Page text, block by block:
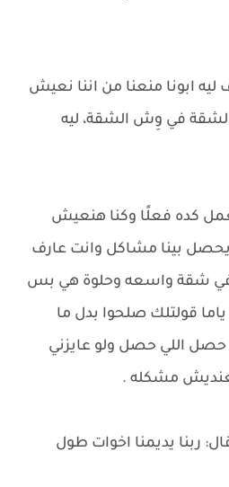
ابونا منعنا من اننا نعيش
في وِش الشقة، ليه
كده فعلًا وكنا هنعيش
بينا مشاكل وانت عارف
في شقة واسعه وحلوة هي بس
قولتلك صلحوا بدل ما
اللي حصل ولو عايزني
مشكله .
ربنا يديمنا اخوات طول